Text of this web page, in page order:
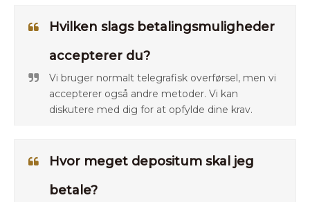
Hvilken slags betalingsmuligheder
accepterer du?
Vi bruger normalt telegrafisk overførsel, men vi
accepterer også andre metoder. Vi kan
diskutere med dig for at opfylde dine krav.
Hvor meget depositum skal jeg
betale?